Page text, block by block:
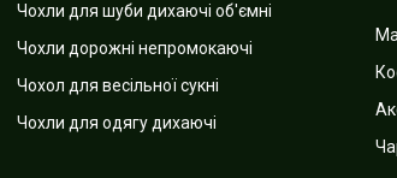
Чохли для шуби дихаючі об'ємні
Чохли дорожні непромокаючі
Чохол для весільної сукні
Чохли для одягу дихаючі